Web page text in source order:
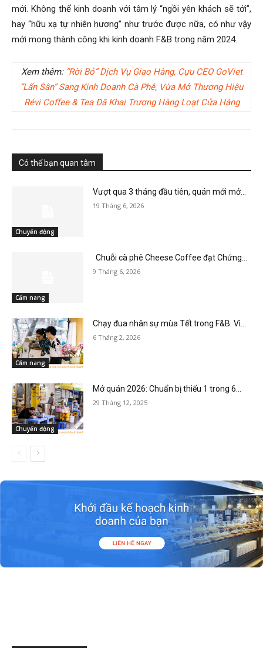
mới. Không thể kinh doanh với tâm lý “ngồi yên khách sẽ tới”,
hay “hữu xạ tự nhiên hương” như trước được nữa, có như vậy
mới mong thành công khi kinh doanh F&B trong năm 2024.
Xem thêm: “Rời Bỏ” Dịch Vụ Giao Hàng, Cựu CEO GoViet
“Lấn Sân” Sang Kinh Doanh Cà Phê, Vừa Mở Thương Hiệu
Révi Coffee & Tea Đã Khai Trương Hàng Loạt Cửa Hàng
Có thể bạn quan tâm
Chuyển động
Vượt qua 3 tháng đầu tiên, quán mới mở...
19 Tháng 6, 2026
Cẩm nang
Chuỗi cà phê Cheese Coffee đạt Chứng...
9 Tháng 6, 2026
Cẩm nang
Chạy đua nhân sự mùa Tết trong F&B: Vì...
6 Tháng 2, 2026
Chuyển động
Mở quán 2026: Chuẩn bị thiếu 1 trong 6...
29 Tháng 12, 2025